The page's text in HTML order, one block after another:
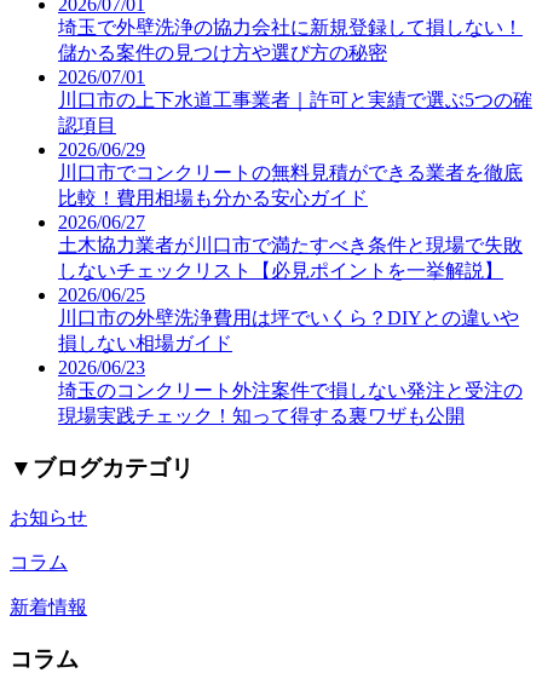
埼玉で外壁洗浄の協力会社に新規登録して損しない！
儲かる案件の見つけ方や選び方の秘密
2026/07/01
川口市の上下水道工事業者｜許可と実績で選ぶ5つの確
認項目
2026/06/29
川口市でコンクリートの無料見積ができる業者を徹底
比較！費用相場も分かる安心ガイド
2026/06/27
土木協力業者が川口市で満たすべき条件と現場で失敗
しないチェックリスト【必見ポイントを一挙解説】
2026/06/25
川口市の外壁洗浄費用は坪でいくら？DIYとの違いや
損しない相場ガイド
2026/06/23
埼玉のコンクリート外注案件で損しない発注と受注の
現場実践チェック！知って得する裏ワザも公開
▼ ブログカテゴリ
お知らせ
コラム
新着情報
コラム